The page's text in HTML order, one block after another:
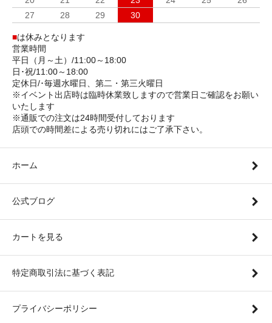
27
28 29 30
■は休みとなります
営業時間
平日（月～土）/11:00～18:00
日･祝/11:00～18:00
定休日/･毎週水曜日、第二・第三火曜日
※イベント出店時は臨時休業致しますので営業日ご確認をお願い
いたします
※通販での注文は24時間受付しております
店頭での時間差による売り切れにはご了承下さい。
ホーム
公式ブログ
カートを見る
特定商取引法に基づく表記
プライバシーポリシー